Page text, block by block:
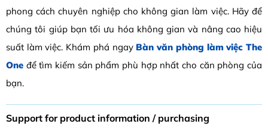
phong cách chuyên nghiệp cho không gian làm việc. Hãy để
chúng tôi giúp bạn tối ưu hóa không gian và nâng cao hiệu
suất làm việc. Khám phá ngay Bàn văn phòng làm việc The
One để tìm kiếm sản phẩm phù hợp nhất cho căn phòng của
bạn.
Support for product information / purchasing